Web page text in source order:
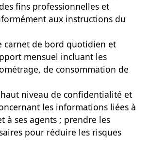
fins professionnelles et
aux instructions du
carnet de bord quotidien et
mensuel incluant les
de consommation de
niveau de confidentialité et
les informations liées à
à ses agents ; prendre les
pour réduire les risques